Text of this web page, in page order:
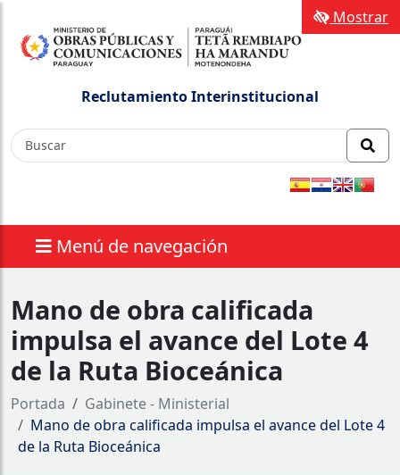
Reclutamiento Interinstitucional
Menú de navegación
Mostrar
Mano de obra calificada
impulsa el avance del Lote 4
de la Ruta Bioceánica
Portada
Gabinete - Ministerial
Mano de obra calificada impulsa el avance del Lote 4
de la Ruta Bioceánica